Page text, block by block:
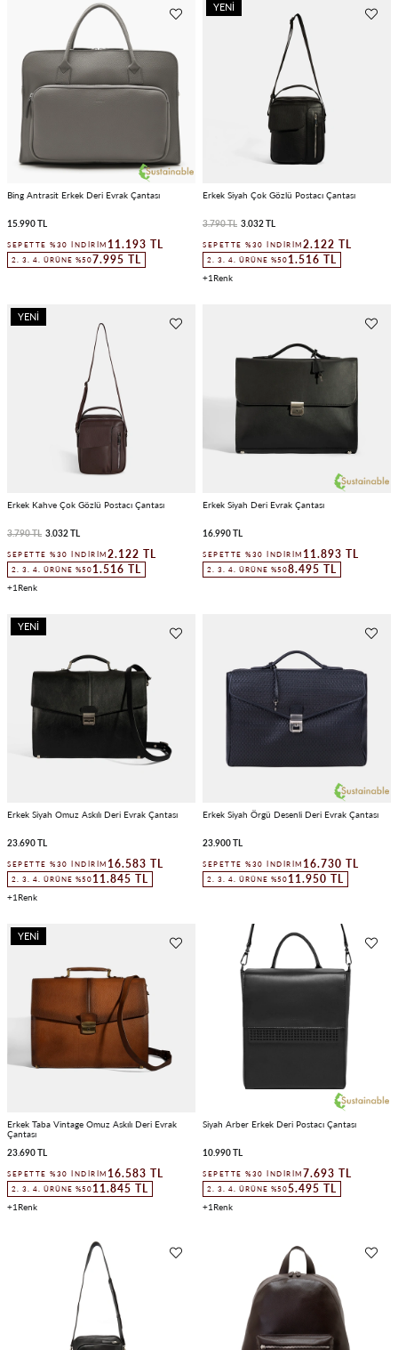
Bing Antrasit Erkek Deri Evrak Çantası
15.990 TL
SEPETTE %30 İNDIRIM 11.193 TL
2. 3. 4. ÜRÜNE %507.995 TL
Erkek Siyah Çok Gözlü Postacı Çantası
3.032 TL
3.790 TL
SEPETTE %30 İNDIRIM 2.122 TL
2. 3. 4. ÜRÜNE %50 1.516 TL
YENI
1
Erkek Kahve Çok Gözlü Postacı Çantası
3.032 TL
3.790 TL
SEPETTE %30 İNDIRIM 2.122 TL
2. 3. 4. ÜRÜNE %50 1.516 TL
YENI
1
Erkek Siyah Deri Evrak Çantası
16.990 TL
SEPETTE %30 İNDIRIM 11.893 TL
2. 3. 4. ÜRÜNE %508.495 TL
Erkek Siyah Omuz Askılı Deri Evrak Çantası
23.690 TL
SEPETTE %30 İNDIRIM 16.583 TL
2. 3. 4. ÜRÜNE %50 11.845 TL
YENI
1
Erkek Siyah Örgü Desenli Deri Evrak Çantası
23.900 TL
SEPETTE %30 İNDIRIM 16.730 TL
2. 3. 4. ÜRÜNE %50 11.950 TL
Erkek Taba Vintage Omuz Askılı Deri Evrak
Çantası
23.690 TL
SEPETTE %30 İNDIRIM 16.583 TL
2. 3. 4. ÜRÜNE %50 11.845 TL
YENI
1
Siyah Arber Erkek Deri Postacı Çantası
10.990 TL
SEPETTE %30 İNDIRIM 7.693 TL
2. 3. 4. ÜRÜNE %505.495 TL
1